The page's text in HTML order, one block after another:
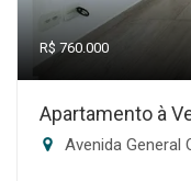
R$ 760.000
Apartamento à
Avenida General Olímpio